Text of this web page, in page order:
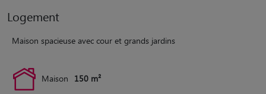
Logement
Maison spacieuse avec cour et grands jardins
Maison 150 m²